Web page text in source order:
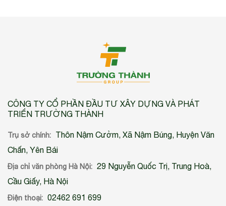
CÔNG TY CỔ PHẦN ĐẦU TƯ XÂY DỰNG VÀ PHÁT
TRIỂN TRƯỜNG THÀNH
Trụ sở chính:
Thôn Nậm Cưởm, Xã Nậm Búng, Huyện Văn
Chấn, Yên Bái
Địa chỉ văn phòng Hà Nội: 29 Nguyễn Quốc Trị, Trung Hoà,
Cầu Giấy, Hà Nội
Điện thoại: 02462 691 699